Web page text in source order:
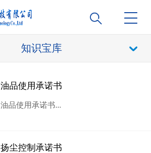
知识宝库
油品使用承诺书
油品使用承诺书...
扬尘控制承诺书